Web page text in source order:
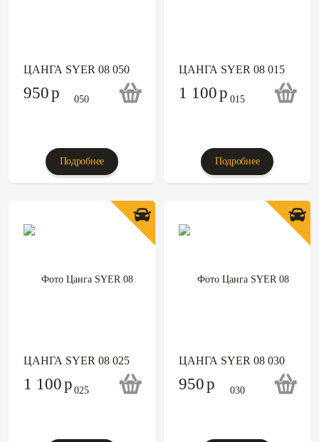
ЦАНГА SYER 08 050
950p
Подробнее
ЦАНГА SYER 08 015
1 100p
Подробнее
ЦАНГА SYER 08 025
1 100p
ЦАНГА SYER 08 030
950p